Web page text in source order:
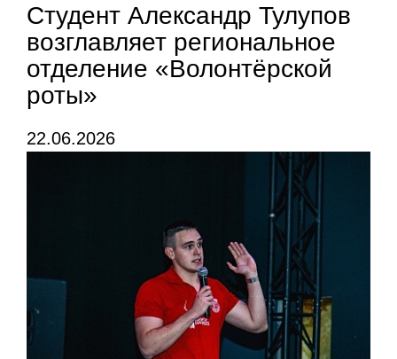
Студент Александр Тулупов
возглавляет региональное
отделение «Волонтёрской
роты»
22.06.2026